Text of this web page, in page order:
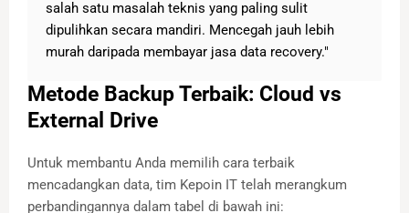
salah satu masalah teknis yang paling sulit
dipulihkan secara mandiri. Mencegah jauh lebih
murah daripada membayar jasa data recovery."
Metode Backup Terbaik: Cloud vs
External Drive
Untuk membantu Anda memilih cara terbaik
mencadangkan data, tim Kepoin IT telah merangkum
perbandingannya dalam tabel di bawah ini: